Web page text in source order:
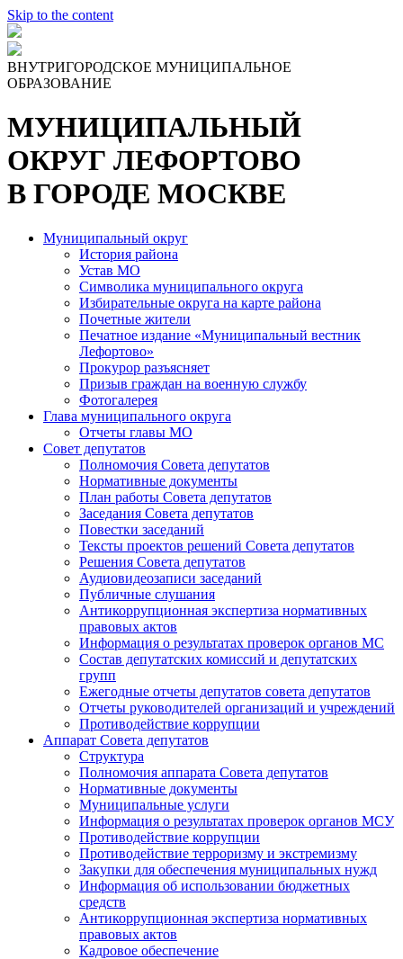
Skip to the content
ВНУТРИГОРОДСКОЕ МУНИЦИПАЛЬНОЕ
ОБРАЗОВАНИЕ
МУНИЦИПАЛЬНЫЙ
ОКРУГ ЛЕФОРТОВО
В ГОРОДЕ МОСКВЕ
Муниципальный округ
История района
Устав МО
Символика муниципального округа
Избирательные округа на карте района
Почетные жители
Печатное издание «Муниципальный вестник
Лефортово»
Прокурор разъясняет
Призыв граждан на военную службу
Фотогалерея
Глава муниципального округа
Отчеты главы МО
Совет депутатов
Полномочия Совета депутатов
Нормативные документы
План работы Совета депутатов
Заседания Cовета депутатов
Повестки заседаний
Тексты проектов решений Совета депутатов
Решения Совета депутатов
Аудиовидеозаписи заседаний
Публичные слушания
Антикоррупционная экспертиза нормативных
правовых актов
Информация о результатах проверок органов МС
Состав депутатских комиссий и депутатских
групп
Ежегодные отчеты депутатов совета депутатов
Отчеты руководителей организаций и учреждений
Противодействие коррупции
Аппарат Совета депутатов
Структура
Полномочия аппарата Совета депутатов
Нормативные документы
Муниципальные услуги
Информация о результатах проверок органов МСУ
Противодействие коррупции
Противодействие терроризму и экстремизму
Закупки для обеспечения муниципальных нужд
Информация об использовании бюджетных
средств
Антикоррупционная экспертиза нормативных
правовых актов
Кадровое обеспечение